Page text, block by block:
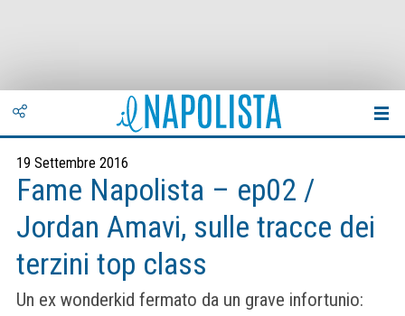
19 Settembre 2016
Fame Napolista – ep02 /
Jordan Amavi, sulle tracce dei
terzini top class
Un ex wonderkid fermato da un grave infortunio: